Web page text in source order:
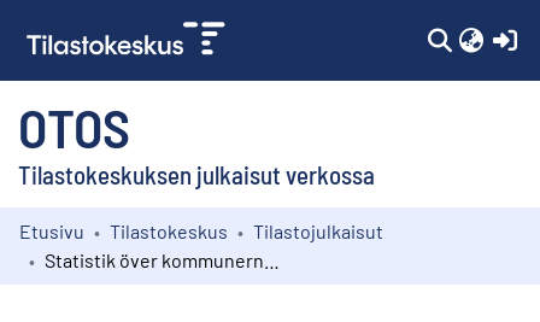
OTOS
Tilastokeskuksen julkaisut verkossa
Kokoelmat
Etusivu Tilastokeskus
Tilastojulkaisut